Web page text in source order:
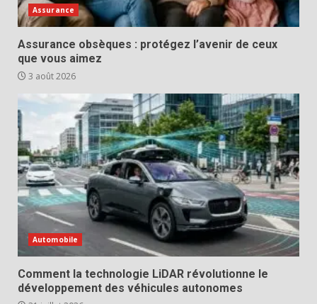
Assurance
Assurance obsèques : protégez l’avenir de ceux
que vous aimez
3 août 2026
Automobile
Comment la technologie LiDAR révolutionne le
développement des véhicules autonomes